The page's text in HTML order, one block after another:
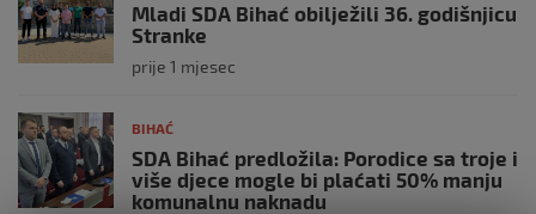
Mladi SDA Bihać obilježili 36. godišnjicu
Stranke
prije 1 mjesec
BIHAĆ
SDA Bihać predložila: Porodice sa troje i
više djece mogle bi plaćati 50% manju
komunalnu naknadu